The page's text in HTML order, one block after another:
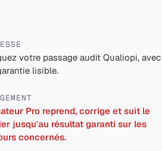
votre passage audit Qualiopi, avec
lisible.
Pro reprend, corrige et suit le
jusqu'au résultat garanti sur les
concernés.